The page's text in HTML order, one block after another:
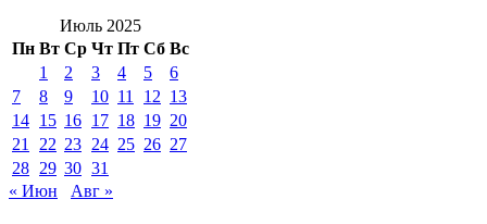
Июль 2025
Пн Вт Ср Чт Пт Сб Вс
1
2 3 4 5
6
7
8 9 10 11 12 13
14 15 16 17 18 19 20
21
22 23 24 25 26 27
28 29 30 31
« Июн
Авг »